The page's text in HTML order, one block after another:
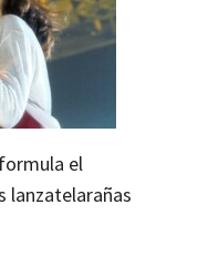
el
lanzatelarañas